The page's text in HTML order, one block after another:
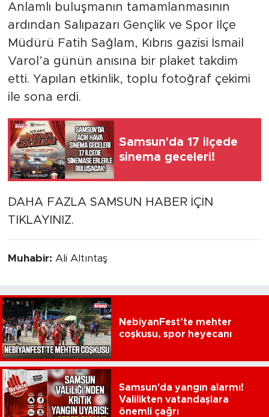
Anlamlı buluşmanın tamamlanmasının
ardından Salıpazarı Gençlik ve Spor İlçe
Müdürü Fatih Sağlam, Kıbrıs gazisi İsmail
Varol’a günün anısına bir plaket takdim
etti. Yapılan etkinlik, toplu fotoğraf çekimi
ile sona erdi.
Samsun'da 17 ilçede
sinema geceleri!
DAHA FAZLA SAMSUN HABER İÇİN
TIKLAYINIZ.
Muhabir: Ali Altıntaş
NebiyanFest’te mehter
coşkusu, spor heyecanı
Samsun'da yangın alarmı!
Valilikten vatandaşlara
önemli çağrı